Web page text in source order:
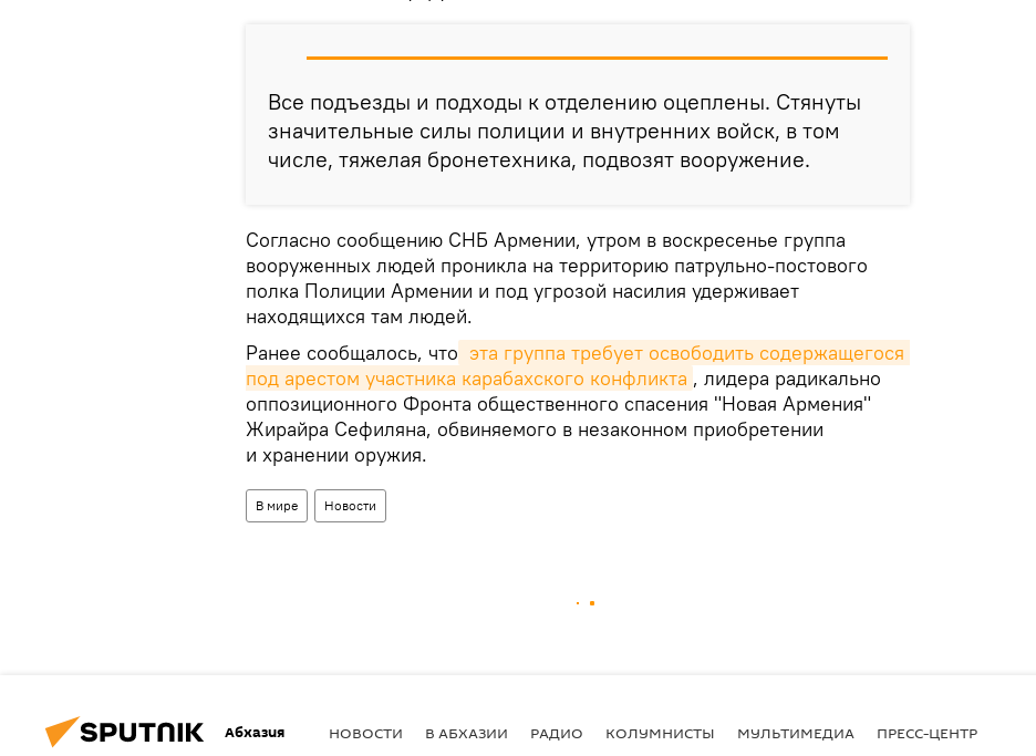
Все подъезды и подходы к отделению оцеплены. Стянуты
значительные силы полиции и внутренних войск, в том
числе, тяжелая бронетехника, подвозят вооружение.
Согласно сообщению СНБ Армении, утром в воскресенье группа
вооруженных людей проникла на территорию патрульно-постового
полка Полиции Армении и под угрозой насилия удерживает
находящихся там людей.
Ранее сообщалось, что эта группа требует освободить содержащегося
под арестом участника карабахского конфликта , лидера радикально
оппозиционного Фронта общественного спасения "Новая Армения"
Жирайра Сефиляна, обвиняемого в незаконном приобретении
и хранении оружия.
В мире Новости
Абхазия НОВОСТИ В АБХАЗИИ РАДИО КОЛУМНИСТЫ МУЛЬТИМЕДИА ПРЕСС-ЦЕНТР